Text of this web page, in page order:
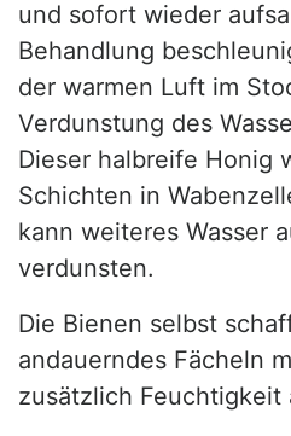
und sofort wieder
Behandlung
der warmen Luft im
Verdunstung des
Dieser halbreife Honig
Schichten in
kann weiteres Wasser
verdunsten.
Die Bienen selbst
andauerndes Fächeln
zusätzlich Feuchtigkeit